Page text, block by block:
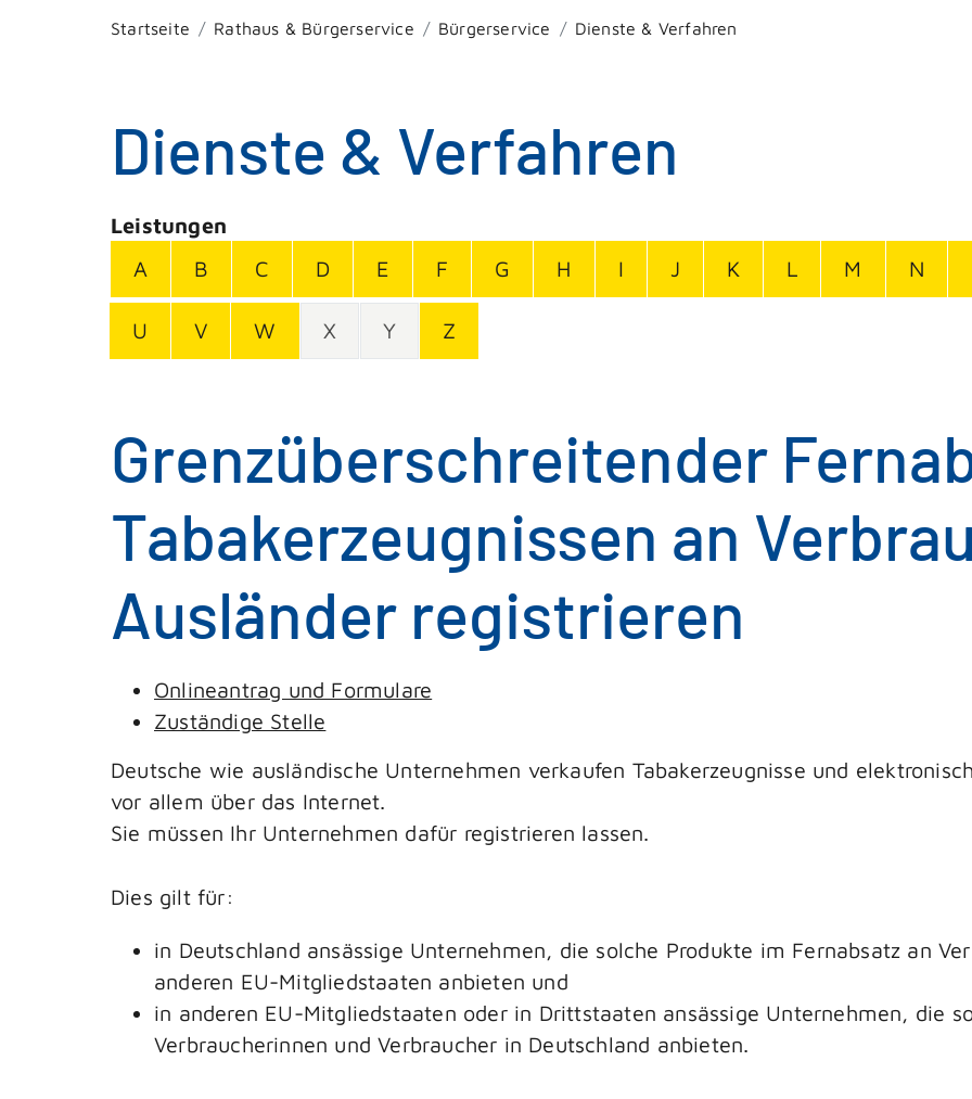
Startseite Rathaus & Bürgerservice Bürgerservice Dienste & Verfahren
Dienste & Verfahren
Leistungen
A
B C D E F G H I J K L M N
U V W X Y Z
Grenzüberschreitender
Tabakerzeugnissen an
Ausländer registrieren
Onlineantrag und Formulare
Zuständige Stelle
Deutsche wie ausländische Unternehmen verkaufen Tabakerzeugnisse und
vor allem über das Internet.
Sie müssen Ihr Unternehmen dafür registrieren lassen.
Dies gilt für:
in Deutschland ansässige Unternehmen, die solche Produkte im Fernabsatz an
anderen EU-Mitgliedstaaten anbieten und
in anderen EU-Mitgliedstaaten oder in Drittstaaten ansässige Unternehmen, die
Verbraucherinnen und Verbraucher in Deutschland anbieten.